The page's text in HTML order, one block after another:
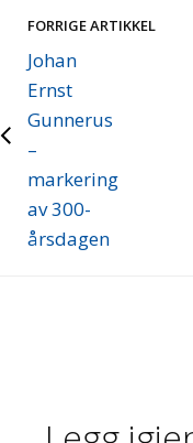
FORRIGE ARTIKKEL
Johan
Ernst
Gunnerus
–
markering
av 300-
årsdagen